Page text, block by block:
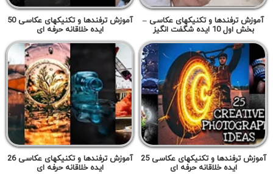
آموزش ترفندها و تکنیکهای عکاسی –
بخش اول 10 ایده شگفت انگیز
آموزش ترفندها و تکنیکهای عکاسی 50
ایده خلاقانه حرفه ای
آموزش ترفندها و تکنیکهای عکاسی 25
ایده خلاقانه حرفه ای
آموزش ترفندها و تکنیکهای عکاسی 26
ایده خلاقانه حرفه ای